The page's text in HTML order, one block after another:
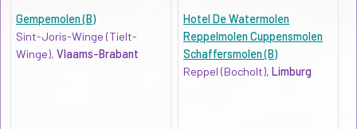
Gempemolen (B)
Sint-Joris-Winge (Tielt-
Winge), Vlaams-Brabant
Hotel De Watermolen
Reppelmolen Cuppensmolen
Schaffersmolen (B)
Reppel (Bocholt),Limburg